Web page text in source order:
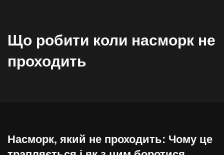
Що робити коли насморк не
проходить
Насморк, який не проходить: Чому це